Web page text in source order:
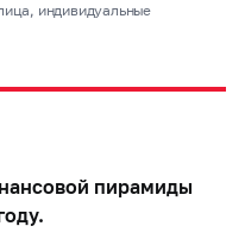
индивидуальные
пирамиды